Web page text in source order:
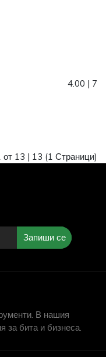
4.00 | 7
от 13 | 13 (1 Страници)
Запиши се
В нашия
за бита и бизнеса.